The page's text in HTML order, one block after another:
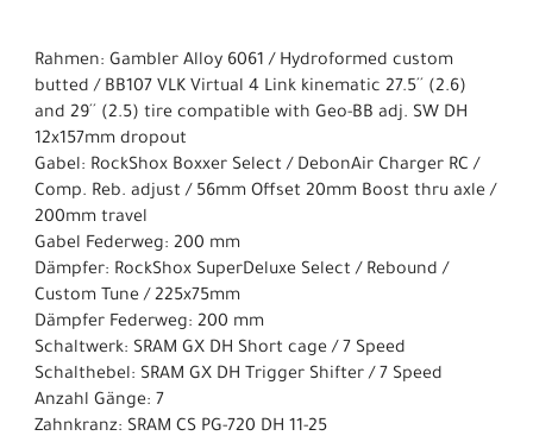
Rahmen: Gambler Alloy 6061 / Hydroformed custom
butted / BB107 VLK Virtual 4 Link kinematic 27.5´´ (2.6)
and 29´´ (2.5) tire compatible with Geo-BB adj. SW DH
12x157mm dropout
Gabel: RockShox Boxxer Select / DebonAir Charger RC /
Comp. Reb. adjust / 56mm Offset 20mm Boost thru axle /
200mm travel
Gabel Federweg: 200 mm
Dämpfer: RockShox SuperDeluxe Select / Rebound /
Custom Tune / 225x75mm
Dämpfer Federweg: 200 mm
Schaltwerk: SRAM GX DH Short cage / 7 Speed
Schalthebel: SRAM GX DH Trigger Shifter / 7 Speed
Anzahl Gänge: 7
Zahnkranz: SRAM CS PG-720 DH 11-25